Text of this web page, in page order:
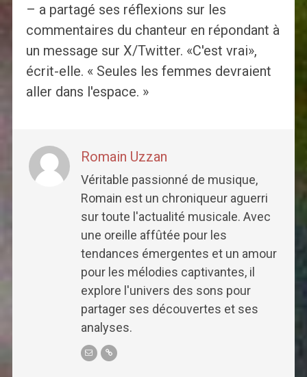
– a partagé ses réflexions sur les
commentaires du chanteur en répondant à
un message sur X/Twitter. «C'est vrai»,
écrit-elle. « Seules les femmes devraient
aller dans l'espace. »
Romain Uzzan
Véritable passionné de musique,
Romain est un chroniqueur aguerri
sur toute l'actualité musicale. Avec
une oreille affûtée pour les
tendances émergentes et un amour
pour les mélodies captivantes, il
explore l'univers des sons pour
partager ses découvertes et ses
analyses.